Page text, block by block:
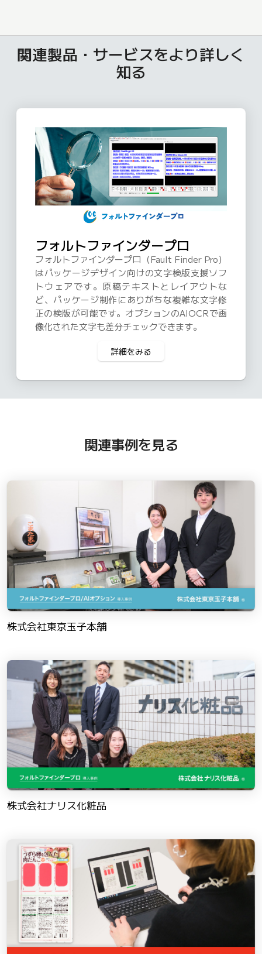
関連製品・サービスをより詳しく
知る
フォルトファインダープロ
フォルトファインダープロ（Fault Finder Pro）
はパッケージデザイン向けの文字検版支援ソフ
トウェアです。原稿テキストとレイアウトな
ど、パッケージ制作にありがちな複雑な文字修
正の検版が可能です。オプションのAIOCRで画
像化された文字も差分チェックできます。
詳細をみる
関連事例を見る
株式会社東京玉子本舗
株式会社ナリス化粧品